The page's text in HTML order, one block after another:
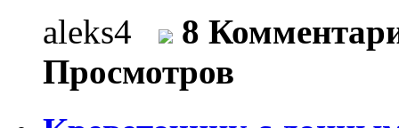
aleks4
8
Просмотров